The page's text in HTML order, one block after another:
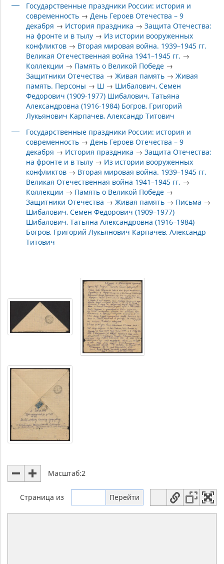
Государственные праздники России: история и
современность → День Героев Отечества – 9
декабря → История праздника →Защита Отечества:
на фронте и в тылу → Из истории вооруженных
конфликтов → Вторая мировая война. 1939–1945 гг.
Великая Отечественная война 1941–1945 гг. →
Коллекции → Память о Великой Победе →
Защитники Отечества →Живая память →Живая
память. Персоны → Ш → Шибалович, Семен
Федорович (1909-1977) Шибалович, Татьяна
Александровна (1916-1984) Богров, Григорий
Лукьянович Карпачев, Александр Титович
Государственные праздники России: история и
современность → День Героев Отечества – 9
декабря → История праздника →Защита Отечества:
на фронте и в тылу → Из истории вооруженных
конфликтов → Вторая мировая война. 1939–1945 гг.
Великая Отечественная война 1941–1945 гг. →
Коллекции → Память о Великой Победе →
Защитники Отечества →Живая память → Письма →
Шибалович, Семен Федорович (1909–1977)
Шибалович, Татьяна Александровна (1916–1984)
Богров, Григорий Лукьянович Карпачев, Александр
Титович
Масштаб:2
Страница из